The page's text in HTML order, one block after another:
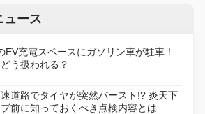
ュース
EV充電スペースにガソリン車が駐車！
う扱われる？
道路でタイヤが突然バースト!? 炎天下
前に知っておくべき点検内容とは